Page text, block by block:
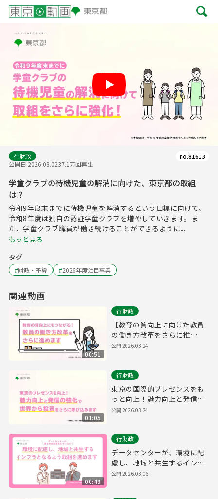
Play
行財政
公開日 2026.03.0237.1万回再生
no.81613
学童クラブの待機児童の解消に向けた、東京都の取組
は⁉
令和9年度末までに待機児童を解消するという目標に向けて、
令和8年度は独自の認証学童クラブを増やしていきます。ま
た、学童クラブ職員が働き続けることができるように...
もっと見る
タグ
#財政・予算 #2026年度注目事業
関連動画
00:51
行財政
【教育の質向上に向けた教員
の働き方改革をさらに推
進！】
公開2026.03.24
01:05
行財政
東京の国際的プレゼンスをも
っと向上！魅力向上と発信の
強化で、世界から投資をさら
公開2026.03.24
00:49
行財政
データセンターが、環境に配
慮し、地域と共生するインフ
ラとなるよう、取組を進めま
公開2026.03.06